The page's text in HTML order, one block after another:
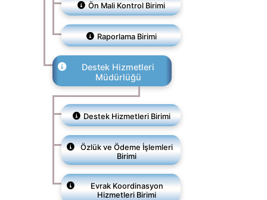
Ön Mali Kontrol Birimi
Raporlama Birimi
Destek Hizmetleri
Müdürlüğü
Destek Hizmetleri Birimi
Özlük ve Ödeme İşlemleri
Birimi
Evrak Koordinasyon
Hizmetleri Birimi